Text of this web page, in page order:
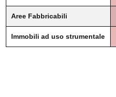
Aree Fabbricabili
Immobili ad uso strumentale